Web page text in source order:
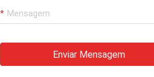
Enviar Mensagem